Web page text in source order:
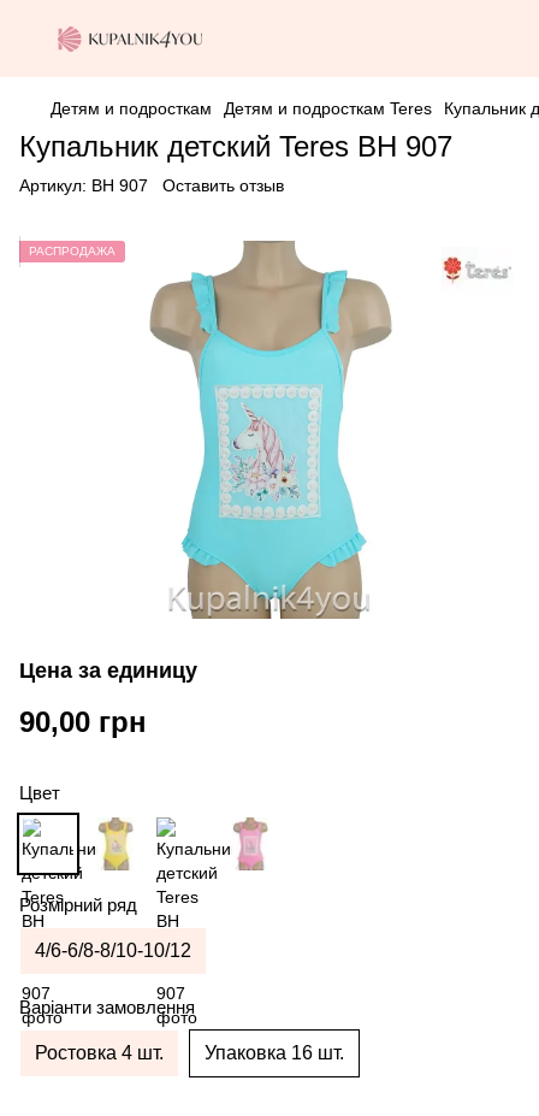
Детям и подросткам Детям и подросткам Teres Купальник
Купальник детский Teres BH 907
Артикул: BH 907 Оставить отзыв
РАСПРОДАЖА
Цена за единицу
90,00 грн
Цвет
Розмірний ряд
4/6-6/8-8/10-10/12
Варіанти замовлення
Ростовка 4 шт. Упаковка 16 шт.